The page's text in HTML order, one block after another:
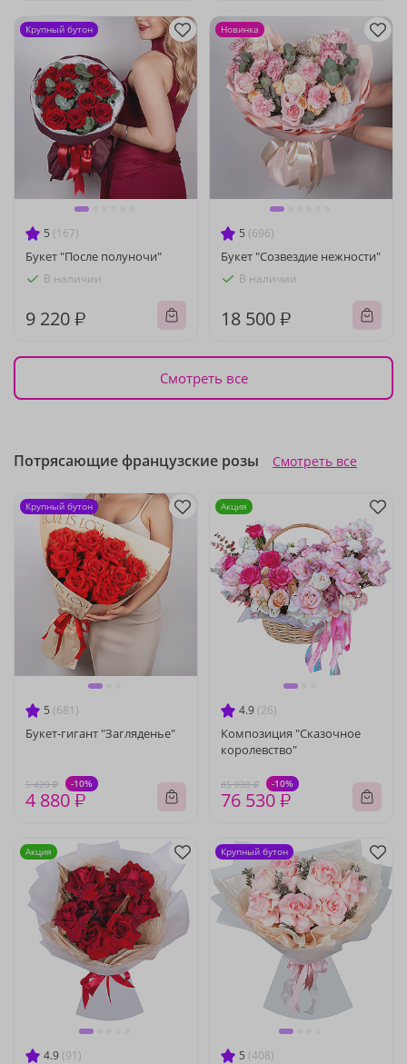
5 (167)
Букет "После полуночи"
В наличии
9 220 ₽
Крупный бутон
5 (696)
Букет "Созвездие нежности"
В наличии
18 500 ₽
Новинка
Смотреть все
Потрясающие французские розы Смотреть все
5 (681)
Букет-гигант "Загляденье"
5 420 ₽ -10%
4 880 ₽
Крупный бутон
4.9 (26)
Композиция "Сказочное
королевство"
85 030 ₽ -10%
76 530 ₽
Акция
4.9 (91)
Акция
5 (408)
Крупный бутон